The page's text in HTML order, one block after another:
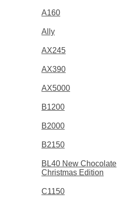
A160
Ally
AX245
AX390
AX5000
B1200
B2000
B2150
BL40 New Chocolate
Christmas Edition
C1150